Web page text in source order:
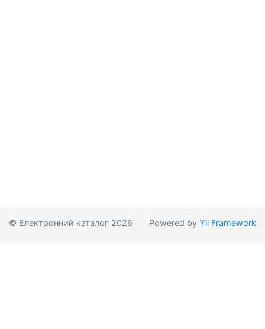
© Електронний каталог 2026 Powered by Yii Framework